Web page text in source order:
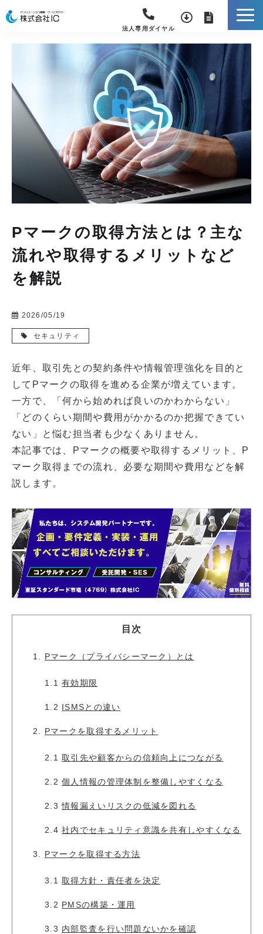
法人専用ダイヤル
Pマークの取得方法とは？主な
流れや取得するメリットなど
を解説
2026/05/19
セキュリティ
近年、取引先との契約条件や情報管理強化を目的と
してPマークの取得を進める企業が増えています。
一方で、「何から始めれば良いのかわからない」
「どのくらい期間や費用がかかるのか把握できてい
ない」と悩む担当者も少なくありません。
本記事では、Pマークの概要や取得するメリット、P
マーク取得までの流れ、必要な期間や費用などを解
説します。
目次
1. Pマーク（プライバシーマーク）とは
1.1 有効期限
1.2 ISMSとの違い
2. Pマークを取得するメリット
2.1 取引先や顧客からの信頼向上につながる
2.2 個人情報の管理体制を整備しやすくなる
2.3 情報漏えいリスクの低減を図れる
2.4 社内でセキュリティ意識を共有しやすくなる
3. Pマークを取得する方法
3.1 取得方針・責任者を決定
3.2 PMSの構築・運用
3.3 内部監査を行い問題ないかを確認